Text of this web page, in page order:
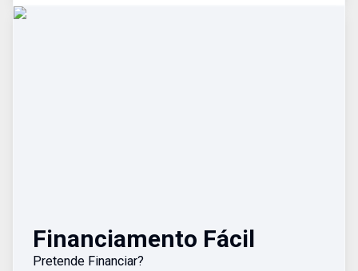
Financiamento Fácil
Pretende Financiar?